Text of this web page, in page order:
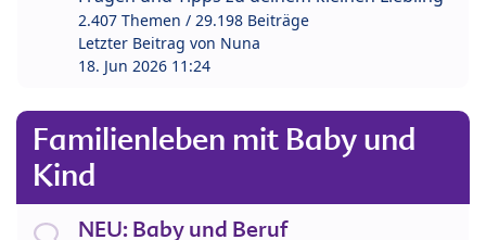
2.407 Themen / 29.198 Beiträge
Letzter Beitrag von Nuna
18. Jun 2026 11:24
Familienleben mit Baby und
Kind
NEU: Baby und Beruf